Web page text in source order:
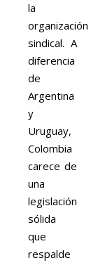
la
organización
sindical. A
diferencia
de
Argentina
y
Uruguay,
Colombia
carece de
una
legislación
sólida
que
respalde